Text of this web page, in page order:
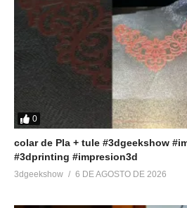
0
colar de Pla + tule #3dgeekshow
#3dprinting #impresion3d
3dgeekshow 6 DE AGOSTO DE 2026